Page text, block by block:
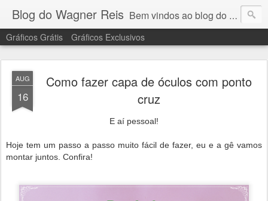
Blog do Wagner Reis Bem vindos ao blog do Wagner Reis. Acompanhe as vídeo aulas de ponto cruz, dicas, gráficos para ponto cruz e artesanatos e tudo para bordados em ponto cruz.
Gráficos Grátis Gráficos Exclusivos
AUG
16
Como fazer capa de óculos com ponto
cruz
E aí pessoal!
Hoje tem um passo a passo muito fácil de fazer, eu e a gê vamos
montar juntos. Confira!